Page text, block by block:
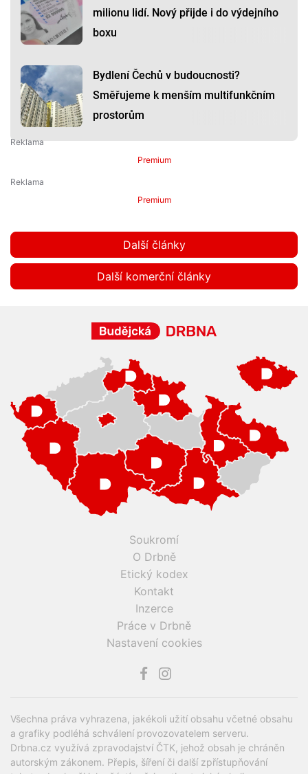
milionu lidí. Nový přijde i do výdejního
boxu
Bydlení Čechů v budoucnosti?
Směřujeme k menším multifunkčním
prostorům
Premium
Premium
Další články
Další komerční články
Soukromí
O Drbně
Etický kodex
Kontakt
Inzerce
Práce v Drbně
Nastavení cookies
Všechna práva vyhrazena, jakékoli užití obsahu včetné obsahu
a grafiky podléhá schválení provozovatelem serveru.
Drbna.cz využívá zpravodajství ČTK, jehož obsah je chráněn
autorským zákonem. Přepis, šíření či další zpřístupňování